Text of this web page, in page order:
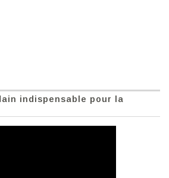
indispensable pour la